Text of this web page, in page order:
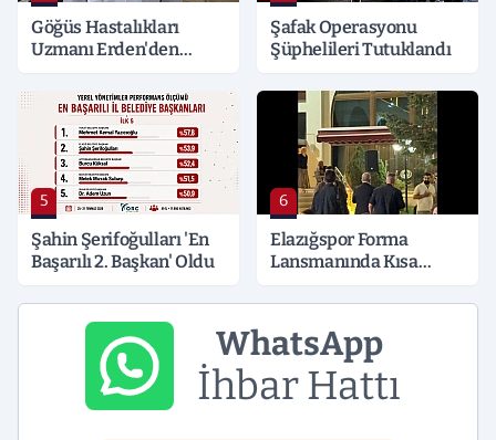
Göğüs Hastalıkları
Uzmanı Erden'den
Şafak Operasyonu
Şüphelileri Tutuklandı
5
Şahin Şerifoğulları 'En
Başarılı 2. Başkan' Oldu
6
Elazığspor Forma
Lansmanında Kısa
WhatsApp
İhbar Hattı